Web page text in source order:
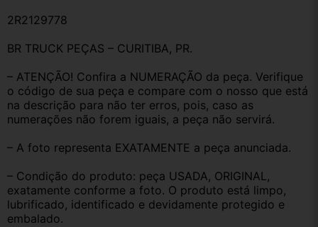
2R2129778
BR TRUCK PEÇAS – CURITIBA, PR.
– ATENÇÃO! Confira a NUMERAÇÃO da peça. Verifique
o código de sua peça e compare com o nosso que está
na descrição para não ter erros, pois, caso as
numerações não forem iguais, a peça não servirá.
– A foto representa EXATAMENTE a peça anunciada.
– Condição do produto: peça USADA, ORIGINAL,
exatamente conforme a foto. O produto está limpo,
lubrificado, identificado e devidamente protegido e
embalado.